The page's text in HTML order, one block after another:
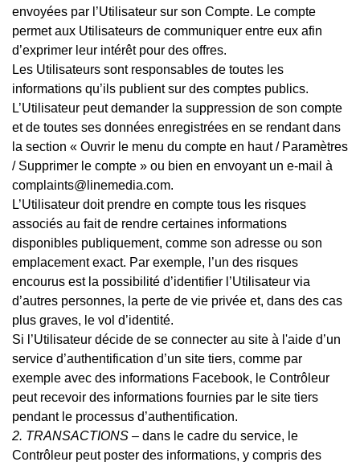
envoyées par l’Utilisateur sur son Compte. Le compte
permet aux Utilisateurs de communiquer entre eux afin
d’exprimer leur intérêt pour des offres.
Les Utilisateurs sont responsables de toutes les
informations qu’ils publient sur des comptes publics.
L’Utilisateur peut demander la suppression de son compte
et de toutes ses données enregistrées en se rendant dans
la section « Ouvrir le menu du compte en haut / Paramètres
/ Supprimer le compte » ou bien en envoyant un e-mail à
complaints@linemedia.com.
L’Utilisateur doit prendre en compte tous les risques
associés au fait de rendre certaines informations
disponibles publiquement, comme son adresse ou son
emplacement exact. Par exemple, l’un des risques
encourus est la possibilité d’identifier l’Utilisateur via
d’autres personnes, la perte de vie privée et, dans des cas
plus graves, le vol d’identité.
Si l’Utilisateur décide de se connecter au site à l'aide d’un
service d’authentification d’un site tiers, comme par
exemple avec des informations Facebook, le Contrôleur
peut recevoir des informations fournies par le site tiers
pendant le processus d’authentification.
2. TRANSACTIONS – dans le cadre du service, le
Contrôleur peut poster des informations, y compris des